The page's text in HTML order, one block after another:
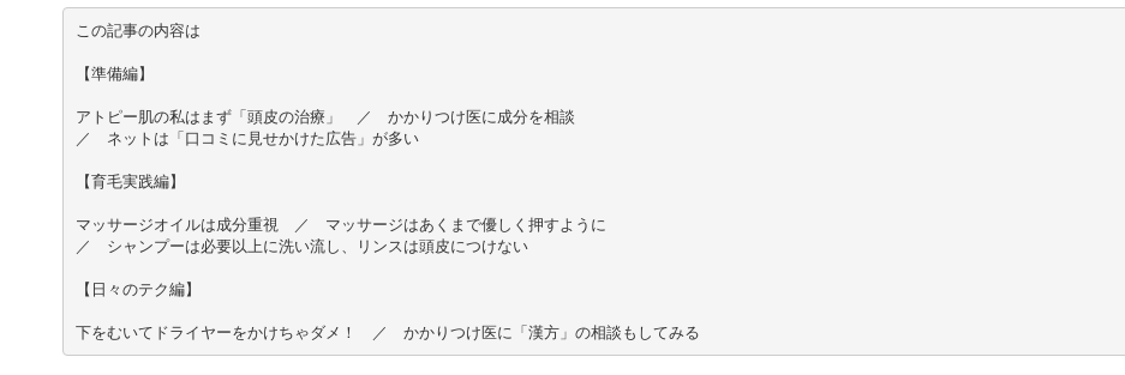
この記事の内容は
【準備編】
アトピー肌の私はまず「頭皮の治療」　／　かかりつけ医に成分を相談
／　ネットは「口コミに見せかけた広告」が多い
【育毛実践編】
マッサージオイルは成分重視　／　マッサージはあくまで優しく押すように
／　シャンプーは必要以上に洗い流し、リンスは頭皮につけない
【日々のテク編】
下をむいてドライヤーをかけちゃダメ！　／　かかりつけ医に「漢方」の相談もしてみる